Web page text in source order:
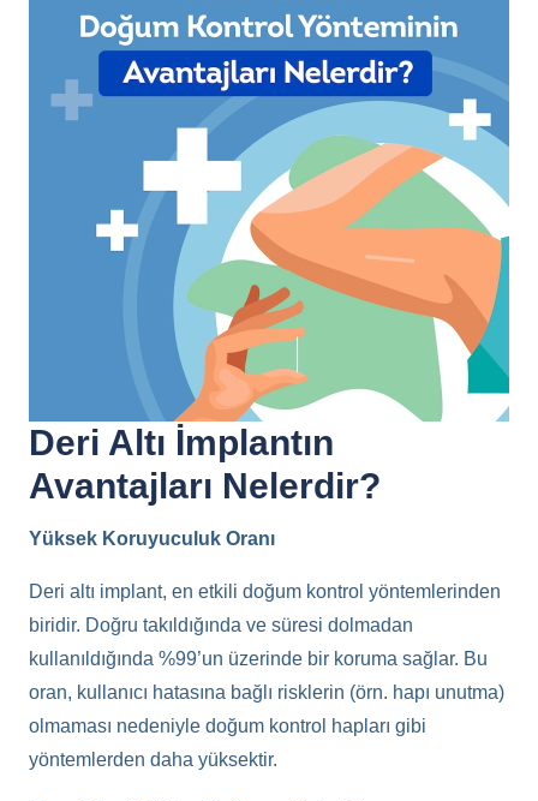
Deri Altı İmplantın
Avantajları Nelerdir?
Yüksek Koruyuculuk Oranı
Deri altı implant, en etkili doğum kontrol yöntemlerinden
biridir. Doğru takıldığında ve süresi dolmadan
kullanıldığında %99’un üzerinde bir koruma sağlar. Bu
oran, kullanıcı hatasına bağlı risklerin (örn. hapı unutma)
olmaması nedeniyle doğum kontrol hapları gibi
yöntemlerden daha yüksektir.